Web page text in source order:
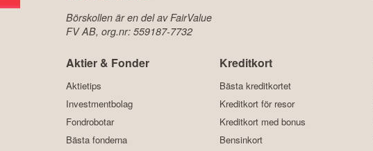
Börskollen är en del av FairValue
FV AB, org.nr: 559187-7732
Aktier & Fonder
Aktietips
Investmentbolag
Fondrobotar
Bästa fonderna
Kreditkort
Bästa kreditkortet
Kreditkort för resor
Kreditkort med bonus
Bensinkort